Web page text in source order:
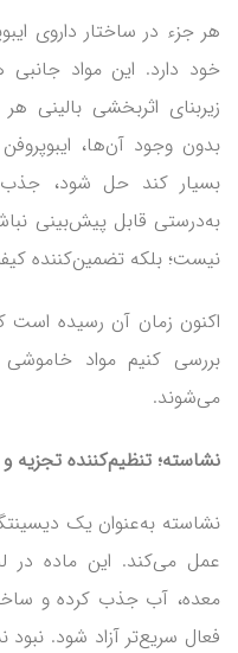
هر جزء در ساختار داروی
خود دارد. این مواد جانبی
زیربنای اثربخشی بالینی
بدون وجود آن‌ها،
بسیار کند حل شود، جذب
به‌درستی قابل پیش‌بینی
نیست؛ بلکه تضمین‌کننده
اکنون زمان آن رسیده است
بررسی کنیم مواد
می‌شوند.
نشاسته؛ تنظیم‌کننده تجزیه و
نشاسته به‌عنوان یک
عمل می‌کند. این ماده
معده، آب جذب کرده و
فعال سریع‌تر آزاد شود.